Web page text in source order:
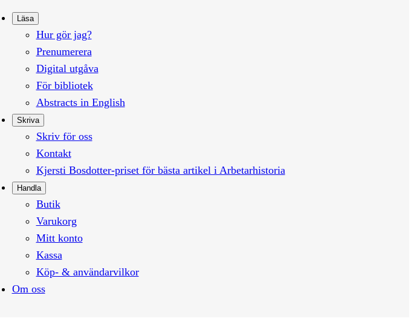
Läsa
Hur gör jag?
Prenumerera
Digital utgåva
För bibliotek
Abstracts in English
Skriva
Skriv för oss
Kontakt
Kjersti Bosdotter-priset för bästa artikel i Arbetarhistoria
Handla
Butik
Varukorg
Mitt konto
Kassa
Köp- & användarvilkor
Om oss